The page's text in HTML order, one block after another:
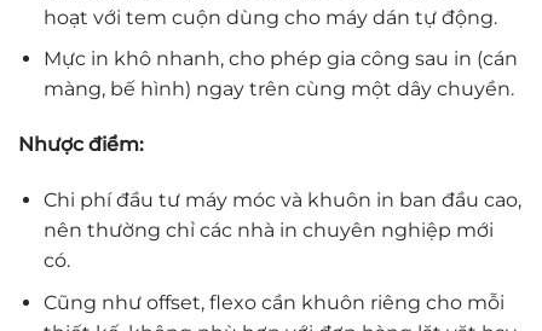
hoạt với tem cuộn dùng cho máy dán tự động.
Mực in khô nhanh, cho phép gia công sau in (cán
màng, bế hình) ngay trên cùng một dây chuyền.
Nhược điểm:
Chi phí đầu tư máy móc và khuôn in ban đầu cao,
nên thường chỉ các nhà in chuyên nghiệp mới
có.
Cũng như offset, flexo cần khuôn riêng cho mỗi